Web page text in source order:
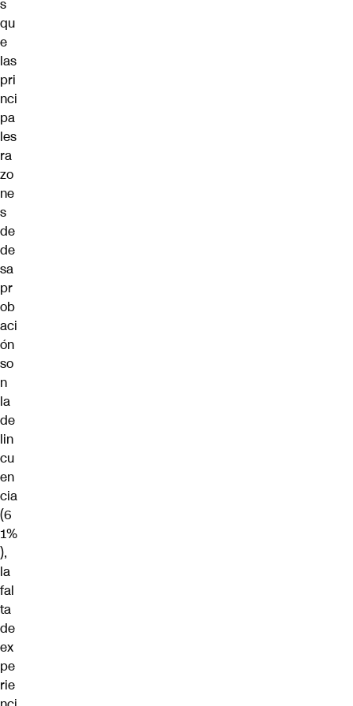
s
qu
e
las
pri
nci
pa
les
ra
zo
ne
s
de
de
sa
pr
ob
aci
ón
so
n
la
de
lin
cu
en
cia
(6
1%
),
la
fal
ta
de
ex
pe
rie